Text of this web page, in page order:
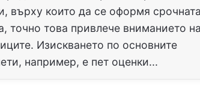
върху които да се оформя
точно това привлече вниманието
Изискването по основните
например, е пет оценки...